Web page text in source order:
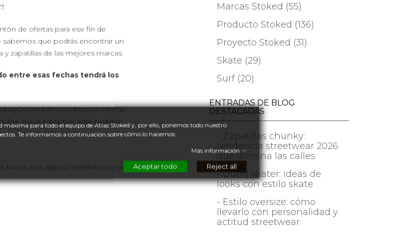
de ofertas para ese fin de
que podrás encontrar un
zapatillas de las mejores marcas.
entre esas fechas tendrá los
también tendremos ofertas
Así, si estás por aquí, puedes
haces con alguna, escríbenos y te
Marcas Stoked (55)
Producto Stoked (136)
Proyecto Stoked (31)
Skate (29)
Surf (20)
ENTRADAS DE BLOG
DESTACADAS
- Zapatillas chunky:
tendencia streetwear 2026
que domina las calles
- Outfit skater: ideas de
looks con estilo skate
- Estilo oversize: cómo
llevarlo con personalidad y
actitud streetwear
máxima para todo el equipo de Atlas Stoked y, por ello, ponemos todo nuestro
Te informamos a continuación sobre cómo lo hacemos:
Más información
Aceptar todo Reject all